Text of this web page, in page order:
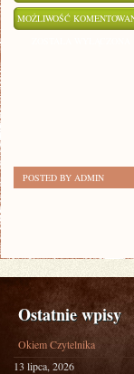
MOŻLIWOŚĆ
POSTED BY ADMIN
Ostatnie wpisy
Okiem Czytelnika
13 lipca, 2026